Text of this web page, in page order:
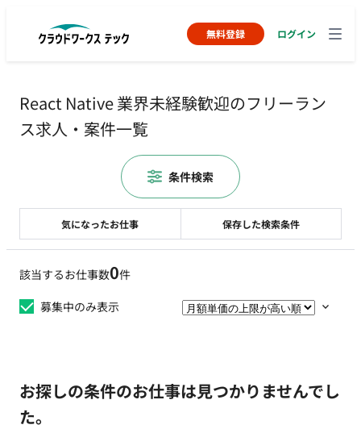
無料登録 ログイン
React Native 業界未経験歓迎のフリーラン
ス求人・案件一覧
該当するお仕事数0件
募集中のみ表示
お探しの条件のお仕事は見つかりませんでし
た。
気になったお仕事 保存した検索条件
条件検索